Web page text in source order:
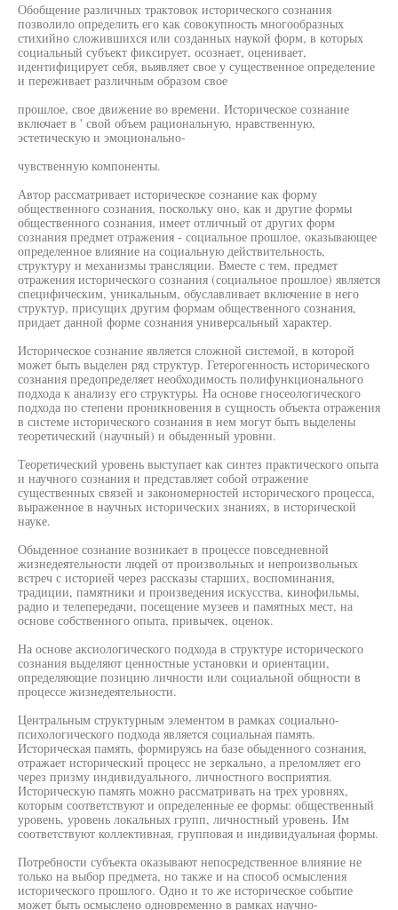
Обобщение различных трактовок исторического сознания
позволило определить его как совокупность многообразных
стихийно сложившихся или созданных наукой форм, в которых
социальный субъект фиксирует, осознает, оценивает,
идентифицирует себя, выявляет свое у существенное определение
и переживает различным образом свое
прошлое, свое движение во времени. Историческое сознание
включает в ' свой объем рациональную, нравственную,
эстетическую и эмоционально-
чувственную компоненты.
Автор рассматривает историческое сознание как форму
общественного сознания, поскольку оно, как и другие формы
общественного сознания, имеет отличный от других форм
сознания предмет отражения - социальное прошлое, оказывающее
определенное влияние на социальную действительность,
структуру и механизмы трансляции. Вместе с тем, предмет
отражения исторического сознания (социальное прошлое) является
специфическим, уникальным, обуславливает включение в него
структур, присущих другим формам общественного сознания,
придает данной форме сознания универсальный характер.
Историческое сознание является сложной системой, в которой
может быть выделен ряд структур. Гетерогенность исторического
сознания предопределяет необходимость полифункционального
подхода к анализу его структуры. На основе гносеологического
подхода по степени проникновения в сущность объекта отражения
в системе исторического сознания в нем могут быть выделены
теоретический (научный) и обыденный уровни.
Теоретический уровень выступает как синтез практического опыта
и научного сознания и представляет собой отражение
существенных связей и закономерностей исторического процесса,
выраженное в научных исторических знаниях, в исторической
науке.
Обыденное сознание возникает в процессе повседневной
жизнедеятельности людей от произвольных и непроизвольных
встреч с историей через рассказы старших, воспоминания,
традиции, памятники и произведения искусства, кинофильмы,
радио и телепередачи, посещение музеев и памятных мест, на
основе собственного опыта, привычек, оценок.
На основе аксиологического подхода в структуре исторического
сознания выделяют ценностные установки и ориентации,
определяющие позицию личности или социальной общности в
процессе жизнедеятельности.
Центральным структурным элементом в рамках социально-
психологического подхода является социальная память.
Историческая память, формируясь на базе обыденного сознания,
отражает исторический процесс не зеркально, а преломляет его
через призму индивидуального, личностного восприятия.
Историческую память можно рассматривать на трех уровнях,
которым соответствуют и определенные ее формы: общественный
уровень, уровень локальных групп, личностный уровень. Им
соответствуют коллективная, групповая и индивидуальная формы.
Потребности субъекта оказывают непосредственное влияние не
только на выбор предмета, но также и на способ осмысления
исторического прошлого. Одно и то же историческое событие
может быть осмыслено одновременно в рамках научно-